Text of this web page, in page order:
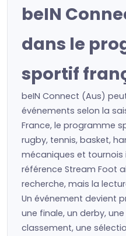
beIN
dans le
sportif
beIN Connect (Aus)
événements selon la
France, le programme
rugby, tennis, basket,
mécaniques et tournois
référence Stream Foot
recherche, mais la
Un événement devient
une finale, un derby,
classement, une